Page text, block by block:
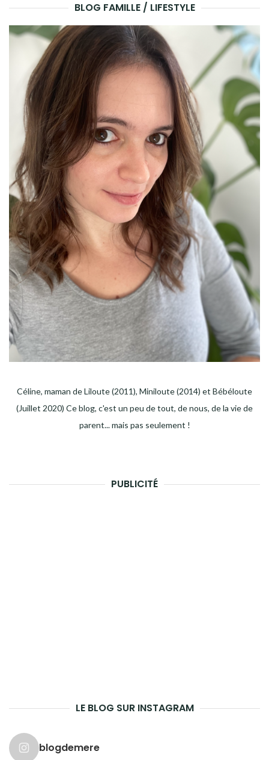
BLOG FAMILLE / LIFESTYLE
Céline, maman de Liloute (2011), Miniloute (2014) et Bébéloute
(Juillet 2020) Ce blog, c'est un peu de tout, de nous, de la vie de
parent... mais pas seulement !
PUBLICITÉ
LE BLOG SUR INSTAGRAM
blogdemere